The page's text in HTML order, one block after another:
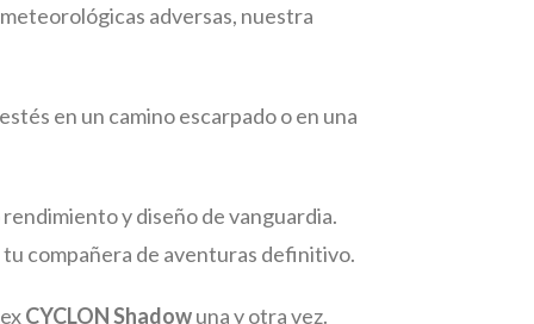
adversas, nuestra
en un camino escarpado o en una
y diseño de vanguardia.
compañera de aventuras definitivo.
CYCLON Shadowuna y otra vez.